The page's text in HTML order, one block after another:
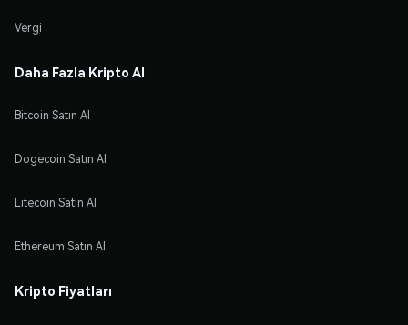
Vergi
Daha Fazla Kripto Al
Bitcoin Satın Al
Dogecoin Satın Al
Litecoin Satın Al
Ethereum Satın Al
Kripto Fiyatları